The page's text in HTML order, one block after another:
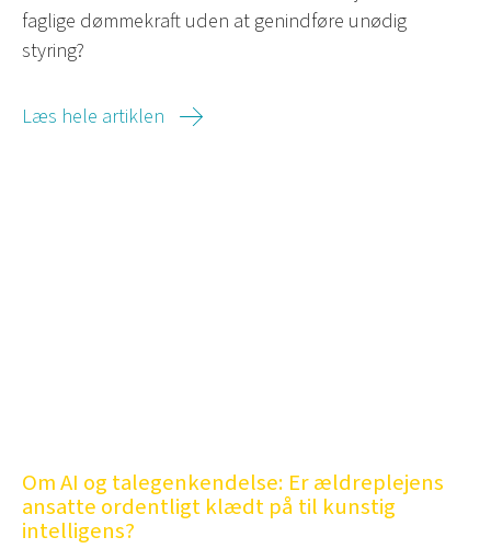
faglige dømmekraft uden at genindføre unødig
styring?
Læs hele artiklen
Om AI og talegenkendelse: Er ældreplejens
ansatte ordentligt klædt på til kunstig
intelligens?